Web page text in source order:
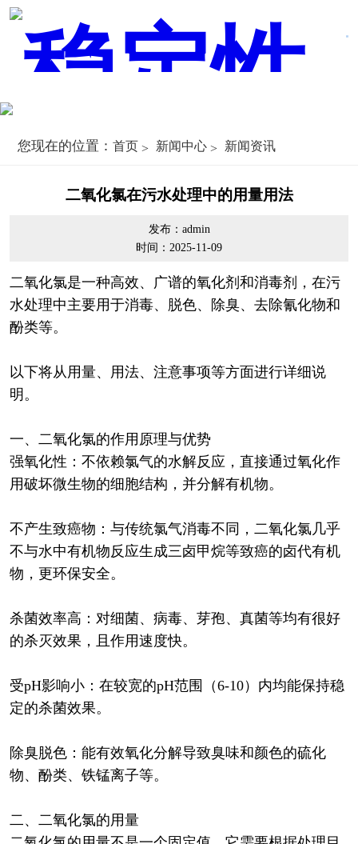
您现在的位置： 首页 新闻中心 新闻资讯
二氧化氯在污水处理中的用量用法
发布：admin
时间：2025-11-09
二氧化氯是一种高效、广谱的氧化剂和消毒剂，在污
水处理中主要用于消毒、脱色、除臭、去除氰化物和
酚类等。
以下将从用量、用法、注意事项等方面进行详细说
明。
一、二氧化氯的作用原理与优势
强氧化性：不依赖氯气的水解反应，直接通过氧化作
用破坏微生物的细胞结构，并分解有机物。
不产生致癌物：与传统氯气消毒不同，二氧化氯几乎
不与水中有机物反应生成三卤甲烷等致癌的卤代有机
物，更环保安全。
杀菌效率高：对细菌、病毒、芽孢、真菌等均有很好
的杀灭效果，且作用速度快。
受pH影响小：在较宽的pH范围（6-10）内均能保持稳
定的杀菌效果。
除臭脱色：能有效氧化分解导致臭味和颜色的硫化
物、酚类、铁锰离子等。
二、二氧化氯的用量